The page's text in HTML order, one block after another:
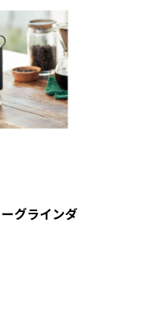
グラインダ